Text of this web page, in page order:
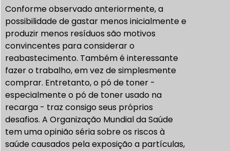
Conforme observado anteriormente, a
possibilidade de gastar menos inicialmente e
produzir menos resíduos são motivos
convincentes para considerar o
reabastecimento. Também é interessante
fazer o trabalho, em vez de simplesmente
comprar. Entretanto, o pó de toner -
especialmente o pó de toner usado na
recarga - traz consigo seus próprios
desafios. A Organização Mundial da Saúde
tem uma opinião séria sobre os riscos à
saúde causados pela exposição a partículas,